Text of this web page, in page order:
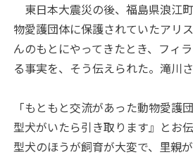
東日本大震災の後、福島県浪江
物愛護団体に保護されていたアリ
んのもとにやってきたとき、フィ
る事実を、そう伝えられた。滝川
「もともと交流があった動物愛護
型犬がいたら引き取ります』とお
型犬のほうが飼育が大変で、里親